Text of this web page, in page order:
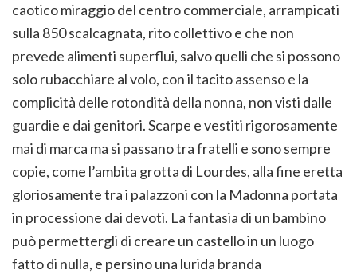
caotico miraggio del centro commerciale, arrampicati
sulla 850 scalcagnata, rito collettivo e che non
prevede alimenti superflui, salvo quelli che si possono
solo rubacchiare al volo, con il tacito assenso e la
complicità delle rotondità della nonna, non visti dalle
guardie e dai genitori. Scarpe e vestiti rigorosamente
mai di marca ma si passano tra fratelli e sono sempre
copie, come l’ambita grotta di Lourdes, alla fine eretta
gloriosamente tra i palazzoni con la Madonna portata
in processione dai devoti. La fantasia di un bambino
può permettergli di creare un castello in un luogo
fatto di nulla, e persino una lurida branda